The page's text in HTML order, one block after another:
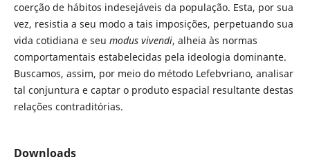
coerção de hábitos indesejáveis da população. Esta, por sua
vez, resistia a seu modo a tais imposições, perpetuando sua
vida cotidiana e seu modus vivendi, alheia às normas
comportamentais estabelecidas pela ideologia dominante.
Buscamos, assim, por meio do método Lefebvriano, analisar
tal conjuntura e captar o produto espacial resultante destas
relações contraditórias.
Downloads